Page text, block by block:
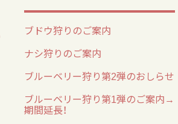
ブドウ狩りのご案内
ナシ狩りのご案内
ブルーベリー狩り第2弾のおしらせ
ブルーベリー狩り第1弾のご案内→
期間延長！